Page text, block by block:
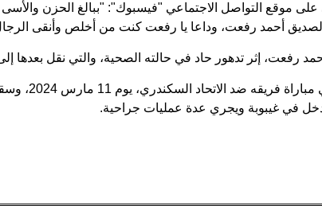
موقع التواصل الاجتماعي "فيسبوك": "ببالغ الحزن
أحمد رفعت، وداعا يا رفعت كنت من أخلص وأنقى
رفعت، إثر تدهور حاد في حالته الصحية، والتي نقل بعدها
وكان رفعت تعرض لأزمة
في غيبوبة ويجري عدة عمليات جراحية.